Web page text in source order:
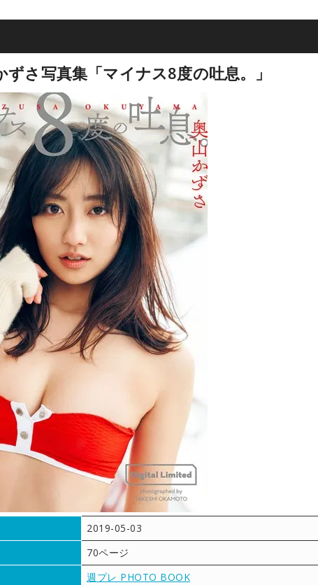
ずさ写真集「マイナス8度の吐息。」
2019-05-03
70ページ
週プレ PHOTO BOOK